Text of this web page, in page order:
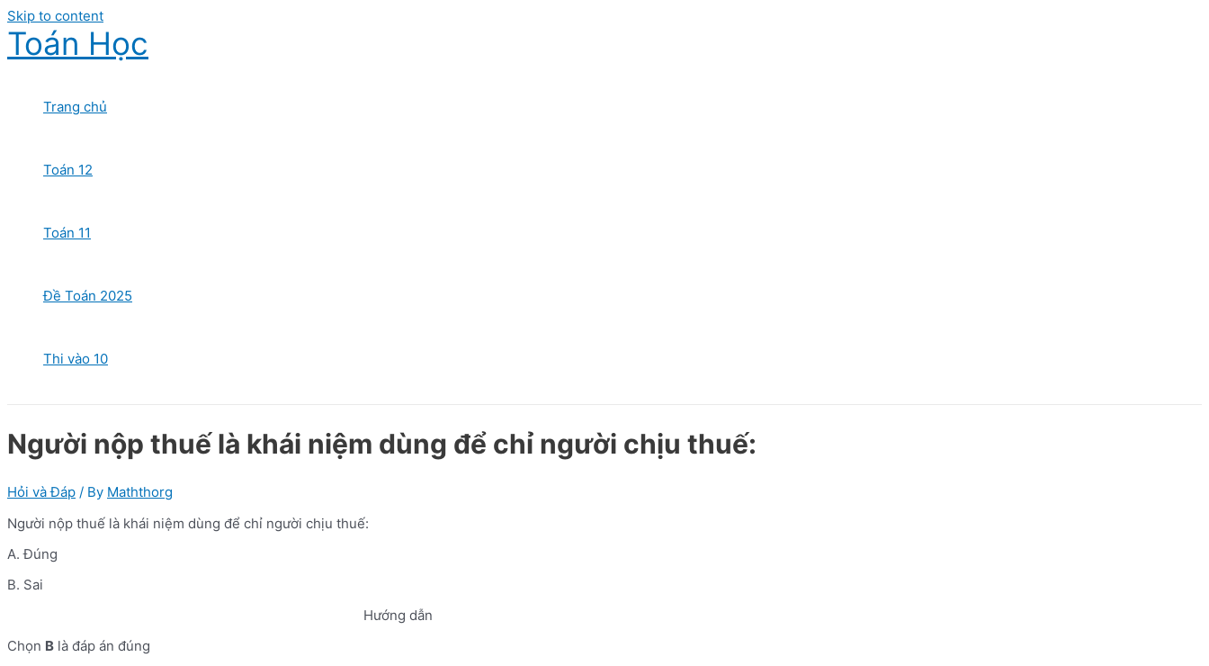
Skip to content
Toán Học
Trang chủ
Toán 12
Toán 11
Đề Toán 2025
Thi vào 10
Người nộp thuế là khái niệm dùng để chỉ người chịu thuế:
Hỏi và Đáp / By Maththorg
Người nộp thuế là khái niệm dùng để chỉ người chịu thuế:
A. Đúng
B. Sai
Hướng dẫn
Chọn B là đáp án đúng